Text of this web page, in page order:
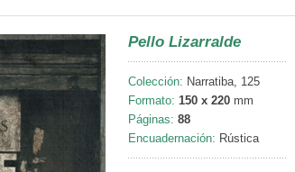
Pello Lizarralde
Colección: Narratiba, 125
Formato: 150 x 220 mm
Páginas: 88
Encuadernación: Rústica